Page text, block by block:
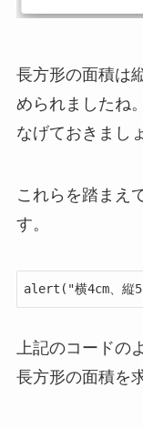
長方形の面積は
められましたね
なげておきまし
これらを踏まえ
す。
alert("横4cm、縦
上記のコードの
長方形の面積を